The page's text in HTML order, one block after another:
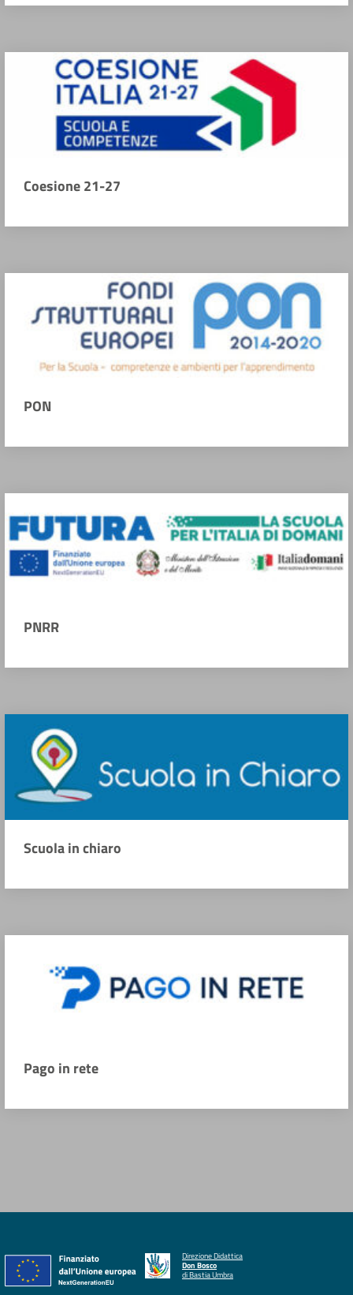
Coesione 21-27
PON
PNRR
Scuola in chiaro
Pago in rete
Direzione Didattica
Don Bosco
di Bastia Umbra